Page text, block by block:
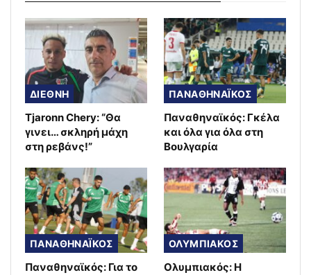
ΔΙΕΘΝΗ
Tjaronn Chery: “Θα
γινει… σκληρή μάχη
στη ρεβάνς!”
ΠΑΝΑΘΗΝΑΪΚΟΣ
Παναθηναϊκός: Γκέλα
και όλα για όλα στη
Βουλγαρία
ΠΑΝΑΘΗΝΑΪΚΟΣ
Παναθηναϊκός: Για το
ΟΛΥΜΠΙΑΚΟΣ
Ολυμπιακός: Η